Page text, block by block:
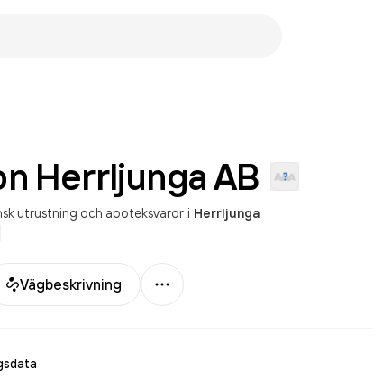
HerrljungaAB
utrustning och apoteksvaror i Herrljunga
Vägbeskrivning
Mer